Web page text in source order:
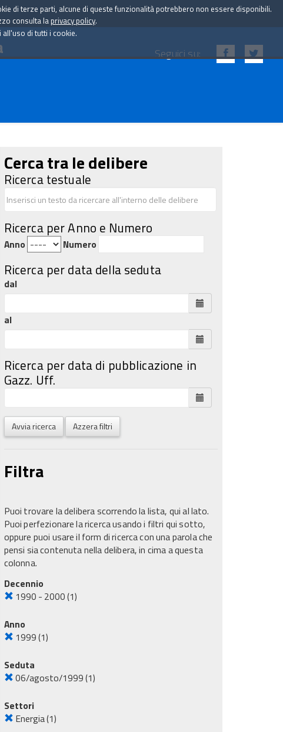
Seguici su:
Cerca tra le delibere
Ricerca testuale
Ricerca per Anno e Numero
Anno Numero
Ricerca per data della seduta
dal
al
Ricerca per data di pubblicazione in
Gazz. Uff.
Avvia ricerca Azzera filtri
Filtra
Puoi trovare la delibera scorrendo la lista, qui al lato.
Puoi perfezionare la ricerca usando i filtri qui sotto,
oppure puoi usare il form di ricerca con una parola che
pensi sia contenuta nella delibera, in cima a questa
colonna.
Decennio
1990 - 2000(1)
Anno
1999(1)
Seduta
06/agosto/1999(1)
Settori
Energia(1)
di terze parti, alcune di queste funzionalità potrebbero non essere disponibili.
consulta la privacy policy.
di tutti i cookie.